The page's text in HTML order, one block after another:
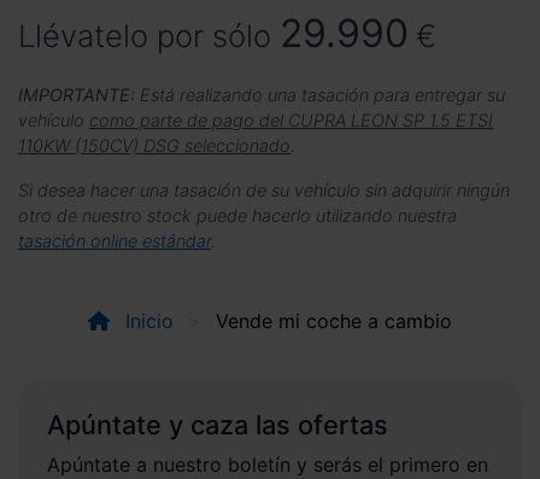
Llévatelo por sólo 29.990 €
IMPORTANTE: Está realizando una tasación para entregar su
vehículo como parte de pago del CUPRA LEON SP 1.5 ETSI
110KW (150CV) DSG seleccionado
Si desea hacer una tasación de su vehículo sin adquirir ningún
otro de nuestro stock puede hacerlo utilizando nuestra
tasación online estándar.
Inicio Vende mi coche a cambio
Apúntate y caza las ofertas
Apúntate a nuestro boletín y serás el primero en